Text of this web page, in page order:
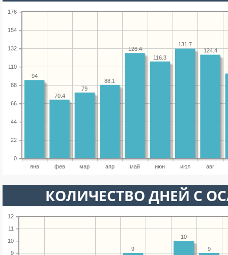
янв фев мар апр май июн июл авг
0
22
44
66
88
110
132
154
176
124.4
131.7
116.3
126.4
88.1
79
70.4
94
КОЛИЧЕСТВО ДНЕЙ С
9
10
11
12
9
10
9